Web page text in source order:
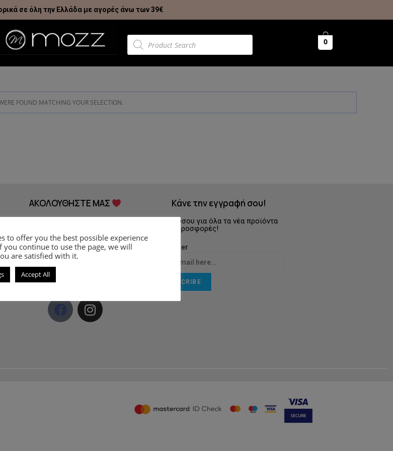
σε όλη την Ελλάδα με αγορές άνω των 39€
0
FOUND MATCHING YOUR SELECTION.
ΑΚΟΛΟΥΘΗΣΤΕ ΜΑΣ
NEE MAKE-UP MILANO
Κάνε την εγγραφή σου!
Ενημερώσου για όλα τα νέα προϊόντα
και τις προσφορές!
Newsletter
SUBSCRIBE
to offer you the best possible experience
you continue to use the page, we will
are satisfied with it.
Accept All